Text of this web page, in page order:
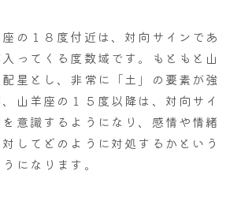
の１８度付近は、対向サインであ
ってくる度数域です。もともと山
星とし、非常に「土」の要素が強
山羊座の１５度以降は、対向サイ
意識するようになり、感情や情緒
してどのように対処するかという
になります。